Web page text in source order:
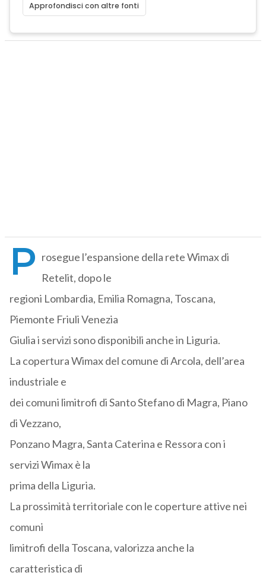
Approfondisci con altre fonti
P rosegue l’espansione della rete Wimax di
Retelit, dopo le
regioni Lombardia, Emilia Romagna, Toscana,
Piemonte Friuli Venezia
Giulia i servizi sono disponibili anche in Liguria.
La copertura Wimax del comune di Arcola, dell’area
industriale e
dei comuni limitrofi di Santo Stefano di Magra, Piano
di Vezzano,
Ponzano Magra, Santa Caterina e Ressora con i
servizi Wimax è la
prima della Liguria.
La prossimità territoriale con le coperture attive nei
comuni
limitrofi della Toscana, valorizza anche la
caratteristica di